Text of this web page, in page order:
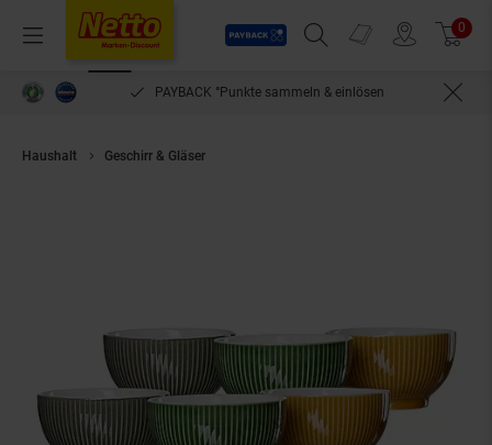
Menü
Payback
Suchfeld einblenden
Prospekte 0
PAYBACK °Punkte sammeln & einlösen
Haushalt Geschirr & Gläser